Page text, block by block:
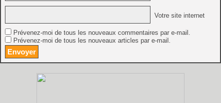
Votre site internet
Prévenez-moi de tous les nouveaux commentaires par e-mail.
Prévenez-moi de tous les nouveaux articles par e-mail.